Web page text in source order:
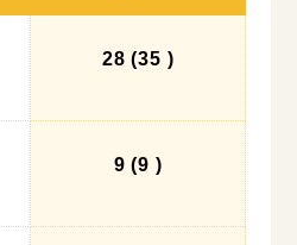
28(35 )
9(9 )